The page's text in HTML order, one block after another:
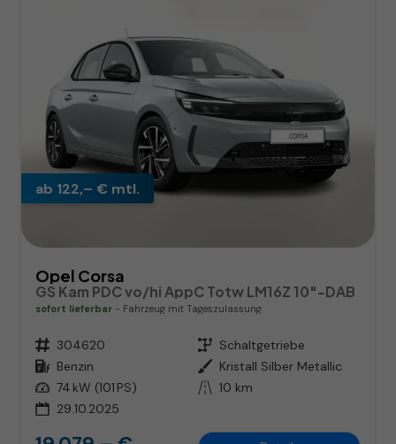
ab 122,– € mtl.
Opel Corsa
GS Kam PDC vo/hi AppC Totw LM16Z 10"-DAB
sofort lieferbar Fahrzeug mit Tageszulassung
Fahrzeugnr. 304620 Getriebe Schaltgetriebe
Kraftstoff Benzin Außenfarbe Kristall Silber Metallic
Leistung 74 kW (101 PS) Kilometerstand 10 km
29.10.2025